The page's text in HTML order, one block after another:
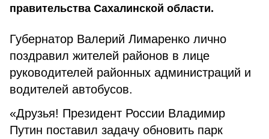
правительства Сахалинской области.
Губернатор Валерий Лимаренко лично
поздравил жителей районов в лице
руководителей районных администраций и
водителей автобусов.
«Друзья! Президент России Владимир
Путин поставил задачу обновить парк